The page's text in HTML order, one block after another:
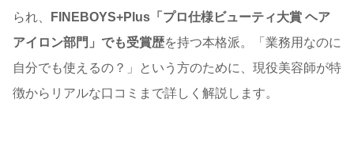
られ、
FINEBOYS+Plus「プロ仕様ビューティ大賞 ヘア
アイロン部門」でも受賞歴を持つ本格派。「業務用なのに
自分でも使えるの？」という方のために、現役美容師が特
徴からリアルな口コミまで詳しく解説します。